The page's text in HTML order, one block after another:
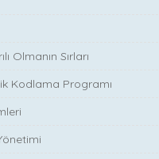
Olmanın Sırları
Kodlama Programı